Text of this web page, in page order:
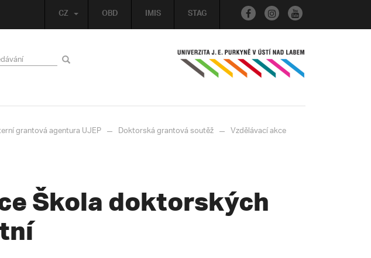
OBD IMIS STAG
CZ
grantová agentura UJEP Doktorská grantová soutěž Vzdělávací akce
Škola doktorských